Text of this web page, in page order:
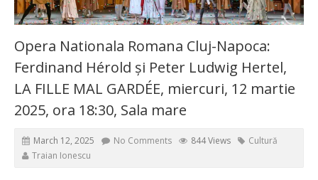
Opera Nationala Romana Cluj-Napoca:
Ferdinand Hérold și Peter Ludwig Hertel,
LA FILLE MAL GARDÉE, miercuri, 12 martie
2025, ora 18:30, Sala mare
March 12, 2025 No Comments 844 Views
Cultură
Traian Ionescu